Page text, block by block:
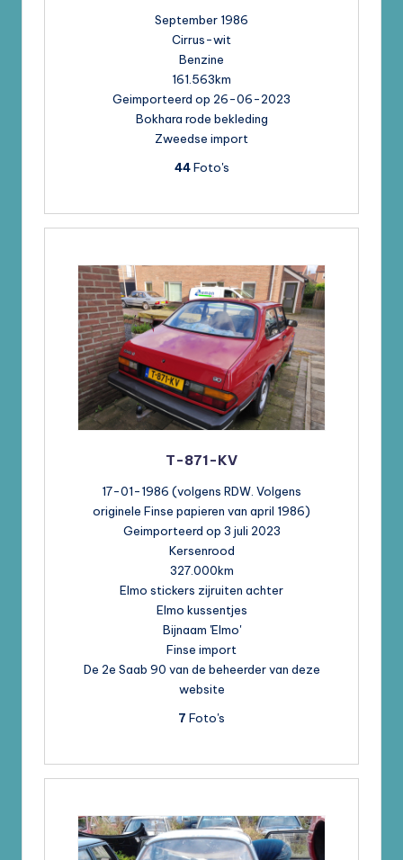
September 1986
Cirrus-wit
Benzine
161.563km
Geimporteerd op 26-06-2023
Bokhara rode bekleding
Zweedse import
44Foto's
T-871-KV
17-01-1986 (volgens RDW. Volgens
originele Finse papieren van april 1986)
Geimporteerd op 3 juli 2023
Kersenrood
327.000km
Elmo stickers zijruiten achter
Elmo kussentjes
Bijnaam 'Elmo'
Finse import
De 2e Saab 90 van de beheerder van deze
website
7 Foto's